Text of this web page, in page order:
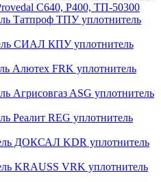
С640, Р400, ТП-50300
ТПУ уплотнитель
КПУ уплотнитель
FRK уплотнитель
ASG уплотнитель
REG уплотнитель
KDR уплотнитель
VRK уплотнитель